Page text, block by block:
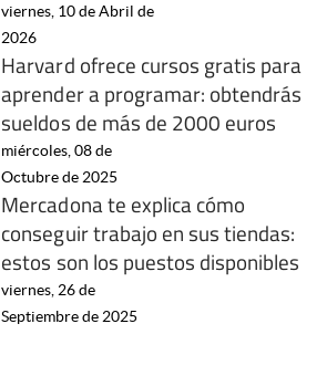
viernes, 10 de Abril de
2026
Harvard ofrece cursos gratis para
aprender a programar: obtendrás
sueldos de más de 2000 euros
miércoles, 08 de
Octubre de 2025
Mercadona te explica cómo
conseguir trabajo en sus tiendas:
estos son los puestos disponibles
viernes, 26 de
Septiembre de 2025